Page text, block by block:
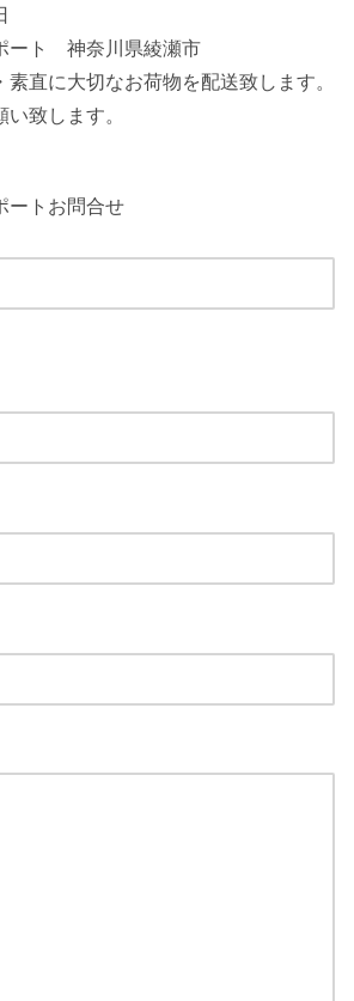
ート 神奈川県綾瀬市
直に大切なお荷物を配送致します。
致します。
ートお問合せ